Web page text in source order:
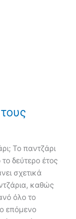
Το παντζάρι
δεύτερο έτος
σχετικά
καθώς
όλο το
επόμενο